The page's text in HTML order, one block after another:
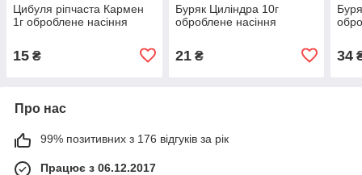
Цибуля ріпчаста Кармен
1г оброблене насіння
15 ₴
Буряк Циліндра 10г
оброблене насіння
21₴ 34
Про нас
99% позитивних з 176 відгуків за рік
Працює з 06.12.2017